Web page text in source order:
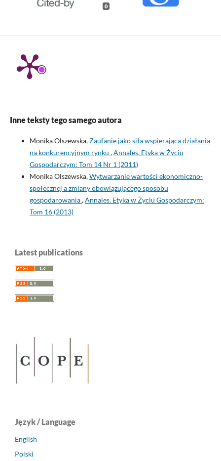
0
Inne teksty tego samego autora
Monika Olszewska,Zaufanie jako siła wspierająca działania
na konkurencyjnym rynku ,Annales. Etyka w Życiu
Gospodarczym: Tom 14 Nr 1 (2011)
Monika Olszewska,Wytwarzanie wartości ekonomiczno-
społecznej a zmiany obowiązującego sposobu
gospodarowania,Annales. Etyka w Życiu Gospodarczym:
Tom 16 (2013)
Latest publications
Język / Language
English
Polski